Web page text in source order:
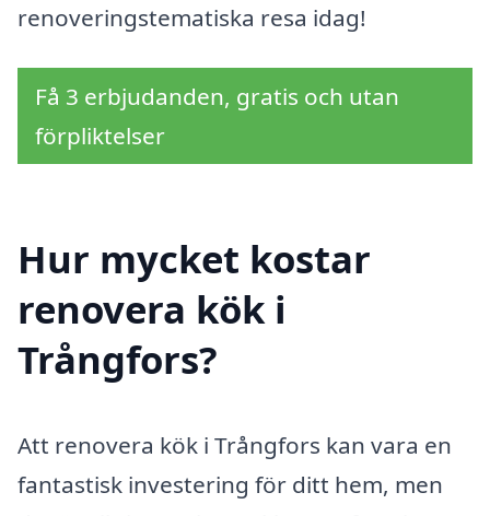
renoveringstematiska resa idag!
Få 3 erbjudanden, gratis och utan
förpliktelser
Hur mycket kostar
renovera kök i
Trångfors?
Att renovera kök i Trångfors kan vara en
fantastisk investering för ditt hem, men